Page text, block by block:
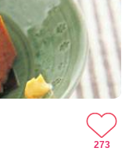
273